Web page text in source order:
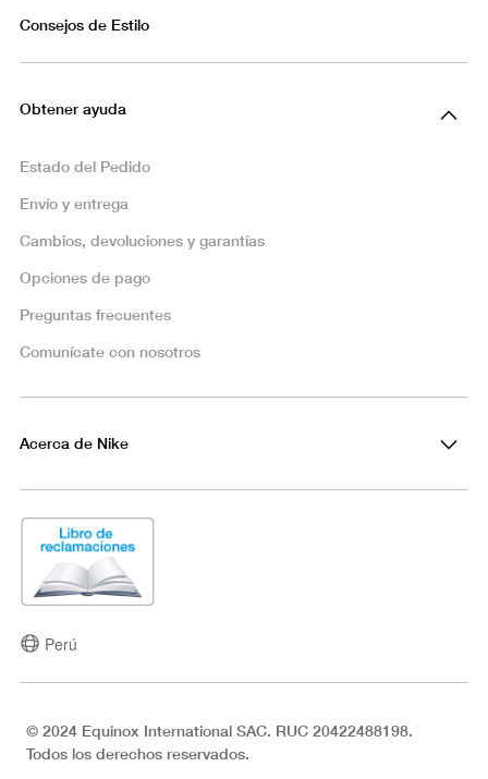
Consejos de Estilo
Obtener ayuda
Estado del Pedido
Envío y entrega
Cambios, devoluciones y garantías
Opciones de pago
Preguntas frecuentes
Comunícate con nosotros
Acerca de Nike
Perú
© 2024 Equinox International SAC. RUC 20422488198.
Todos los derechos reservados.